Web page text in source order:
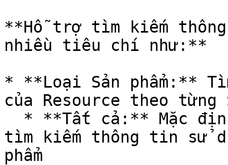
**Hỗ trợ tìm kiếm
nhiều tiêu chí như:**
* **Loại Sản phẩm:**
của Resource theo từng
tìm kiếm thông tin sử
phẩm